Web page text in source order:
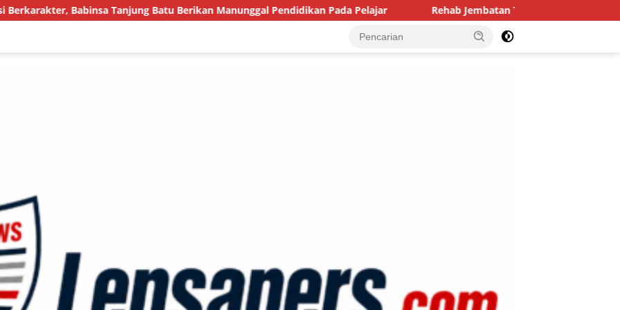
Batu Berikan Manunggal Pendidikan Pada Pelajar Rehab Jembatan TMMD Ke-129 Kodim 1807/Sorong Selatan